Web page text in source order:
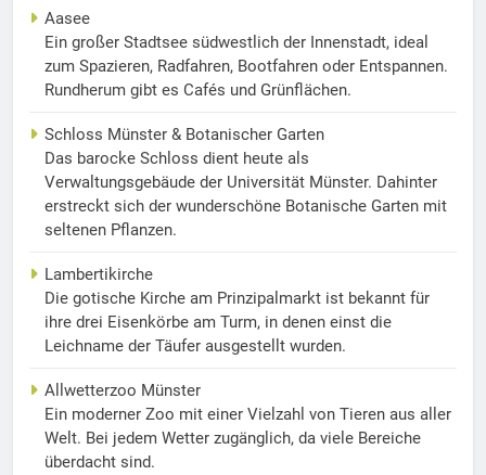
Aasee
Ein großer Stadtsee südwestlich der Innenstadt, ideal
zum Spazieren, Radfahren, Bootfahren oder Entspannen.
Rundherum gibt es Cafés und Grünflächen.
Schloss Münster & Botanischer Garten
Das barocke Schloss dient heute als
Verwaltungsgebäude der Universität Münster. Dahinter
erstreckt sich der wunderschöne Botanische Garten mit
seltenen Pflanzen.
Lambertikirche
Die gotische Kirche am Prinzipalmarkt ist bekannt für
ihre drei Eisenkörbe am Turm, in denen einst die
Leichname der Täufer ausgestellt wurden.
Allwetterzoo Münster
Ein moderner Zoo mit einer Vielzahl von Tieren aus aller
Welt. Bei jedem Wetter zugänglich, da viele Bereiche
überdacht sind.